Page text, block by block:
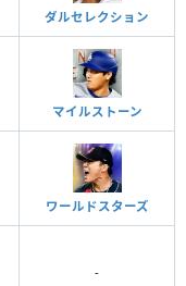
ダルセレクション
マイルストーン
ワールドスターズ
-